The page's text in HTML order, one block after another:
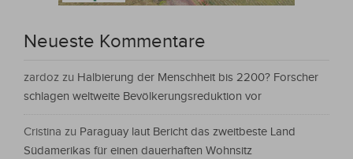
Neueste Kommentare
zardoz zu Halbierung der Menschheit bis 2200? Forscher
schlagen weltweite Bevölkerungsreduktion vor
Cristina zu Paraguay laut Bericht das zweitbeste Land
Südamerikas für einen dauerhaften Wohnsitz